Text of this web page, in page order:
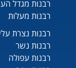
רבנות מגדל
רבנות מעלות
רבנות נצרת
רבנות נשר
רבנות עפולה